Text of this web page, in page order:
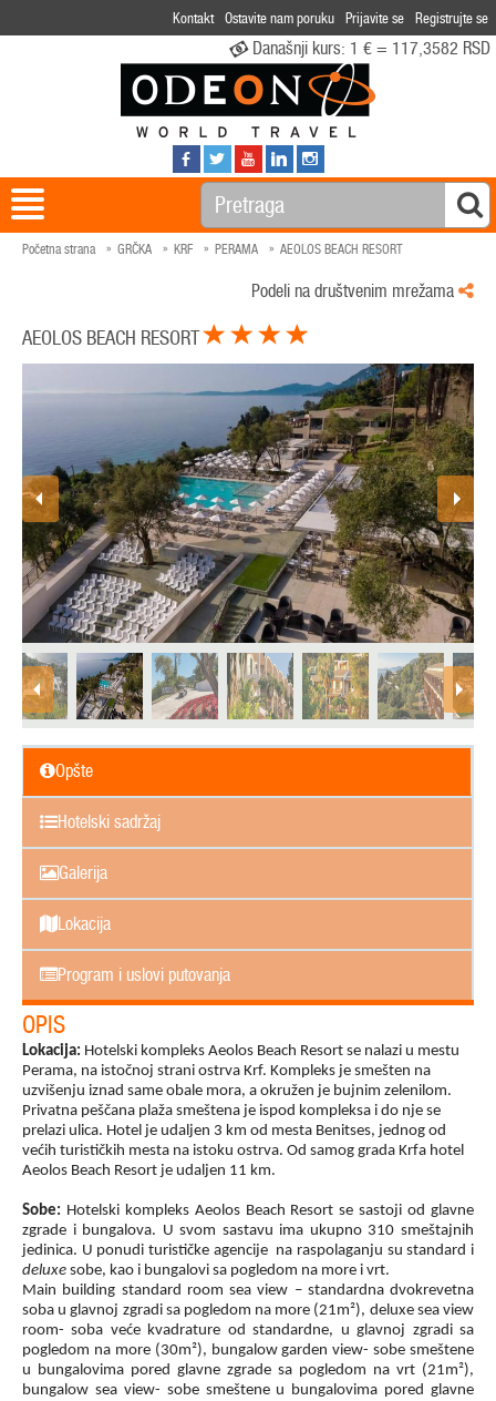
Kontakt Ostavite nam poruku Prijavite se Registrujte se
Današnji kurs: 1 € = 117,3582 RSD
Početna strana GRČKA KRF PERAMA AEOLOS BEACH RESORT
Podeli na društvenim mrežama
AEOLOS BEACH RESORT
Opšte
Hotelski sadržaj
Galerija
Lokacija
Program i uslovi putovanja
OPIS
Lokacija: Hotelski kompleks Aeolos Beach Resort se nalazi u mestu
Perama, na istočnoj strani ostrva Krf. Kompleks je smešten na
uzvišenju iznad same obale mora, a okružen je bujnim zelenilom.
Privatna peščana plaža smeštena je ispod kompleksa i do nje se
prelazi ulica. Hotel je udaljen 3 km od mesta Benitses, jednog od
većih turističkih mesta na istoku ostrva. Od samog grada Krfa hotel
Aeolos Beach Resort je udaljen 11 km.
Sobe: Hotelski kompleks Aeolos Beach Resort se sastoji od glavne
zgrade i bungalova. U svom sastavu ima ukupno 310 smeštajnih
jedinica. U ponudi turističke agencije na raspolaganju su standard i
deluxe sobe, kao i bungalovi sa pogledom na more i vrt.
Main building standard room sea view – standardna dvokrevetna
soba u glavnoj zgradi sa pogledom na more (21m²), deluxe sea view
room- soba veće kvadrature od standardne, u glavnoj zgradi sa
pogledom na more (30m²), bungalow garden view- sobe smeštene
u bungalovima pored glavne zgrade sa pogledom na vrt (21m²),
bungalow sea view- sobe smeštene u bungalovima pored glavne